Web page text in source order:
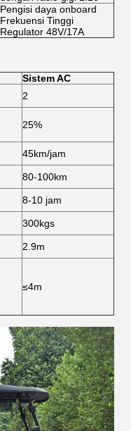
Pengisi daya onboard
Frekuensi Tinggi
Regulator 48V/17A
Sistem AC
2
25%
45km/jam
80-100km
8-10 jam
300kgs
2.9m
≤4m